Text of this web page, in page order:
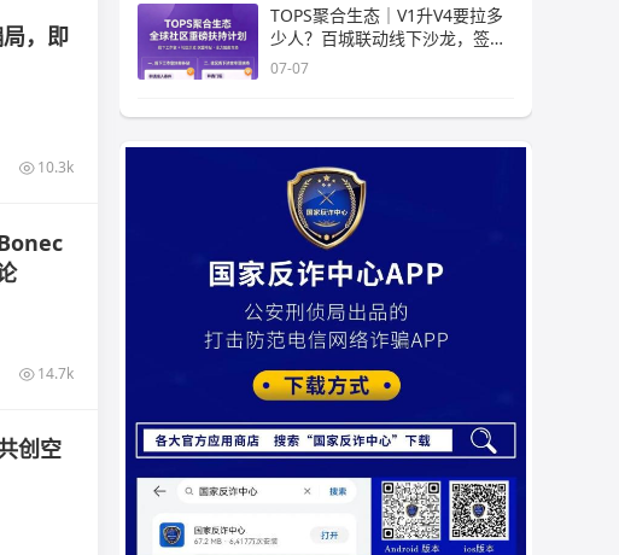
，即
10.3k
14.7k
创空
TOPS聚合生态｜V1升V4要拉多
少人？百城联动线下沙龙，签的
是业
07-07